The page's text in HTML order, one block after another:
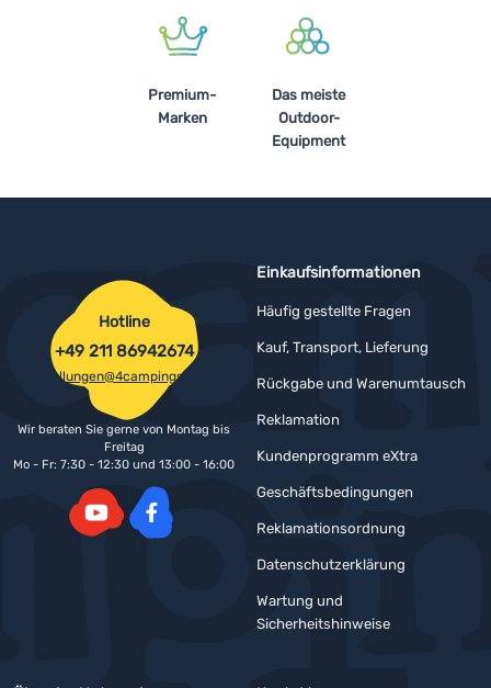
Premium-
Marken
Das meiste
Outdoor-
Equipment
Einkaufsinformationen
Häufig gestellte Fragen
Kauf, Transport, Lieferung
Rückgabe und Warenumtausch
Reklamation
Kundenprogramm eXtra
Geschäftsbedingungen
Reklamationsordnung
Datenschutzerklärung
Wartung und
Sicherheitshinweise
Hotline
+49 211 86942674
bestellungen@4campingshop.de
Wir beraten Sie gerne von Montag bis
Freitag
Mo - Fr: 7:30 - 12:30 und 13:00 - 16:00